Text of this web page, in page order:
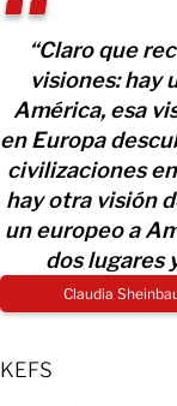
“Claro que
visiones: hay
América, esa
en Europa
civilizaciones
hay otra visión
un europeo a
dos lugares
Claudia
KEFS